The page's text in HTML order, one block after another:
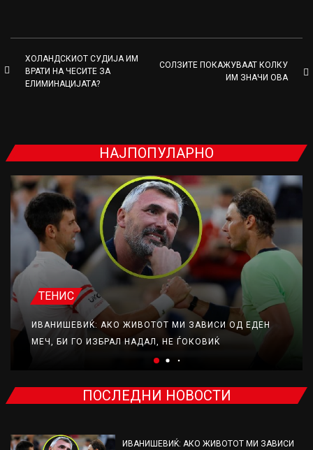
ХОЛАНДСКИОТ СУДИЈА ИМ
ВРАТИ НА ЧЕСИТЕ ЗА
ЕЛИМИНАЦИЈАТА?
СОЛЗИТЕ ПОКАЖУВААТ КОЛКУ
ИМ ЗНАЧИ ОВА
НАЈПОПУЛАРНО
ТЕНИС
ИВАНИШЕВИЌ: АКО ЖИВОТОТ МИ ЗАВИСИ ОД ЕДЕН
МЕЧ, БИ ГО ИЗБРАЛ НАДАЛ, НЕ ЃОКОВИЌ
ПОСЛЕДНИ НОВОСТИ
ИВАНИШЕВИЌ: АКО ЖИВОТОТ МИ ЗАВИСИ